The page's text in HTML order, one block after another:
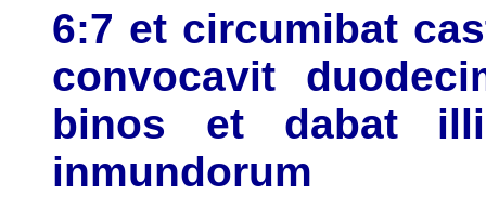
6:7 et circumibat
convocavit
binos et dabat
inmundorum